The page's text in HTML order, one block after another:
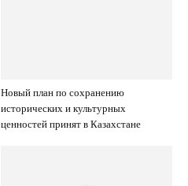
Новый план по сохранению
исторических и культурных
ценностей принят в Казахстане